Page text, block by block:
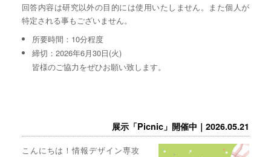
回答内容は研究以外の目的には使用いたしません。また個人が
特定される事もございません。
所要時間：10分程度
締切：2026年6月30日(火)
皆様のご協力をぜひお願い致します。
展示「Picnic」開催中｜2026.05.21
こんにちは！情報デザイン専攻